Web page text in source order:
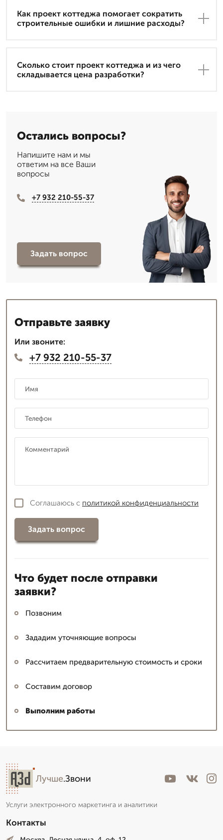
Как проект коттеджа помогает сократить
строительные ошибки и лишние расходы?
Сколько стоит проект коттеджа и из чего
складывается цена разработки?
Остались вопросы?
Напишите нам и мы
ответим на все Ваши
вопросы
+7 932 210-55-37
Задать вопрос
Отправьте заявку
Или звоните:
+7 932 210-55-37
Соглашаюсь с политикой конфиденциальности
Задать вопрос
Что будет после отправки
заявки?
Позвоним
Зададим уточняющие вопросы
Рассчитаем предварительную стоимость и сроки
Составим договор
Выполним работы
Лучше.Звони
Услуги электронного маркетинга и аналитики
Контакты